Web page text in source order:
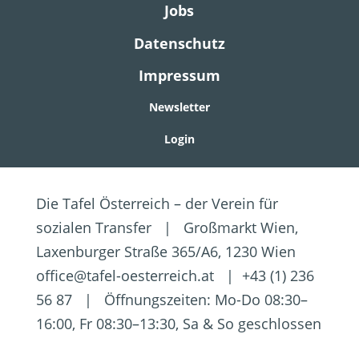
Jobs
Datenschutz
Impressum
Newsletter
Login
Die Tafel Österreich – der Verein für
sozialen Transfer | Großmarkt Wien,
Laxenburger Straße 365/A6, 1230 Wien
office@tafel-oesterreich.at | +43 (1) 236
56 87 | Öffnungszeiten: Mo-Do 08:30–
16:00, Fr 08:30–13:30, Sa & So geschlossen